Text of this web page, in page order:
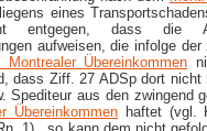
eines
entgegen, dass die
aufweisen, die infolge der
Übereinkommen
dass Ziff. 27 ADSp dort nicht
Spediteur aus den zwingend
Übereinkommen haftet (vgl.
1) , so kann dem nicht